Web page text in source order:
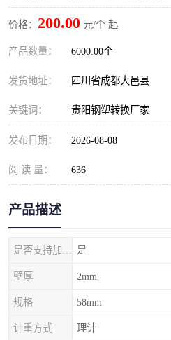
价格： 200.00 元/个 起
产品数量： 6000.00个
发货地址： 四川省成都大邑县
关键词： 贵阳钢塑转换厂家
发布日期： 2026-08-08
阅 读 量： 636
产品描述
是
壁厚 2mm
规格 58mm
计重方式 理计